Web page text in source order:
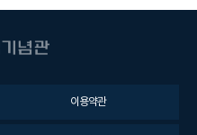
이용약관